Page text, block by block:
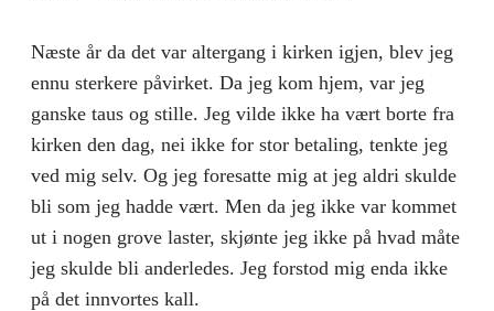
Næste år da det var altergang i kirken igjen, blev jeg
ennu sterkere påvirket. Da jeg kom hjem, var jeg
ganske taus og stille. Jeg vilde ikke ha vært borte fra
kirken den dag, nei ikke for stor betaling, tenkte jeg
ved mig selv. Og jeg foresatte mig at jeg aldri skulde
bli som jeg hadde vært. Men da jeg ikke var kommet
ut i nogen grove laster, skjønte jeg ikke på hvad måte
jeg skulde bli anderledes. Jeg forstod mig enda ikke
på det innvortes kall.